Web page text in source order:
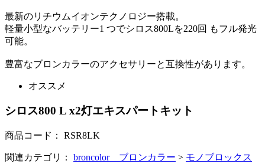
最新のリチウムイオンテクノロジー搭載。
軽量小型なバッテリー1 つでシロス800Lを220回 もフル発光
可能。
豊富なブロンカラーのアクセサリーと互換性があります。
オススメ
シロス800 L x2灯エキスパートキット
商品コード： RSR8LK
関連カテゴリ： broncolor ブロンカラー > モノブロックス